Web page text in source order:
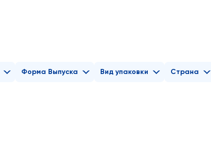
Форма Выпуска Вид упаковки Страна